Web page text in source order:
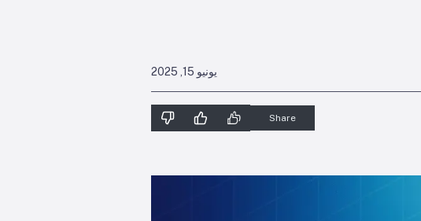
يونيو 15, 2025
Share